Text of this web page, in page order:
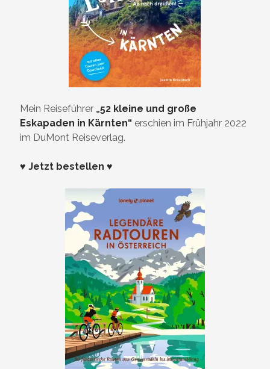
Mein Reiseführer „52 kleine und große
Eskapaden in Kärnten“ erschien im Frühjahr 2022
im DuMont Reiseverlag.
♥ Jetzt bestellen ♥